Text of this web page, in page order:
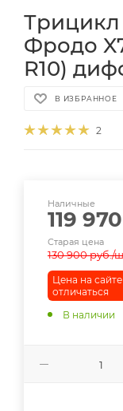
Трицикл
Фродо
R10)
В ИЗБРАННОЕ
2
Наличные
119 970
Старая цена
130 900руб./
Цена на
отличаться
В наличии